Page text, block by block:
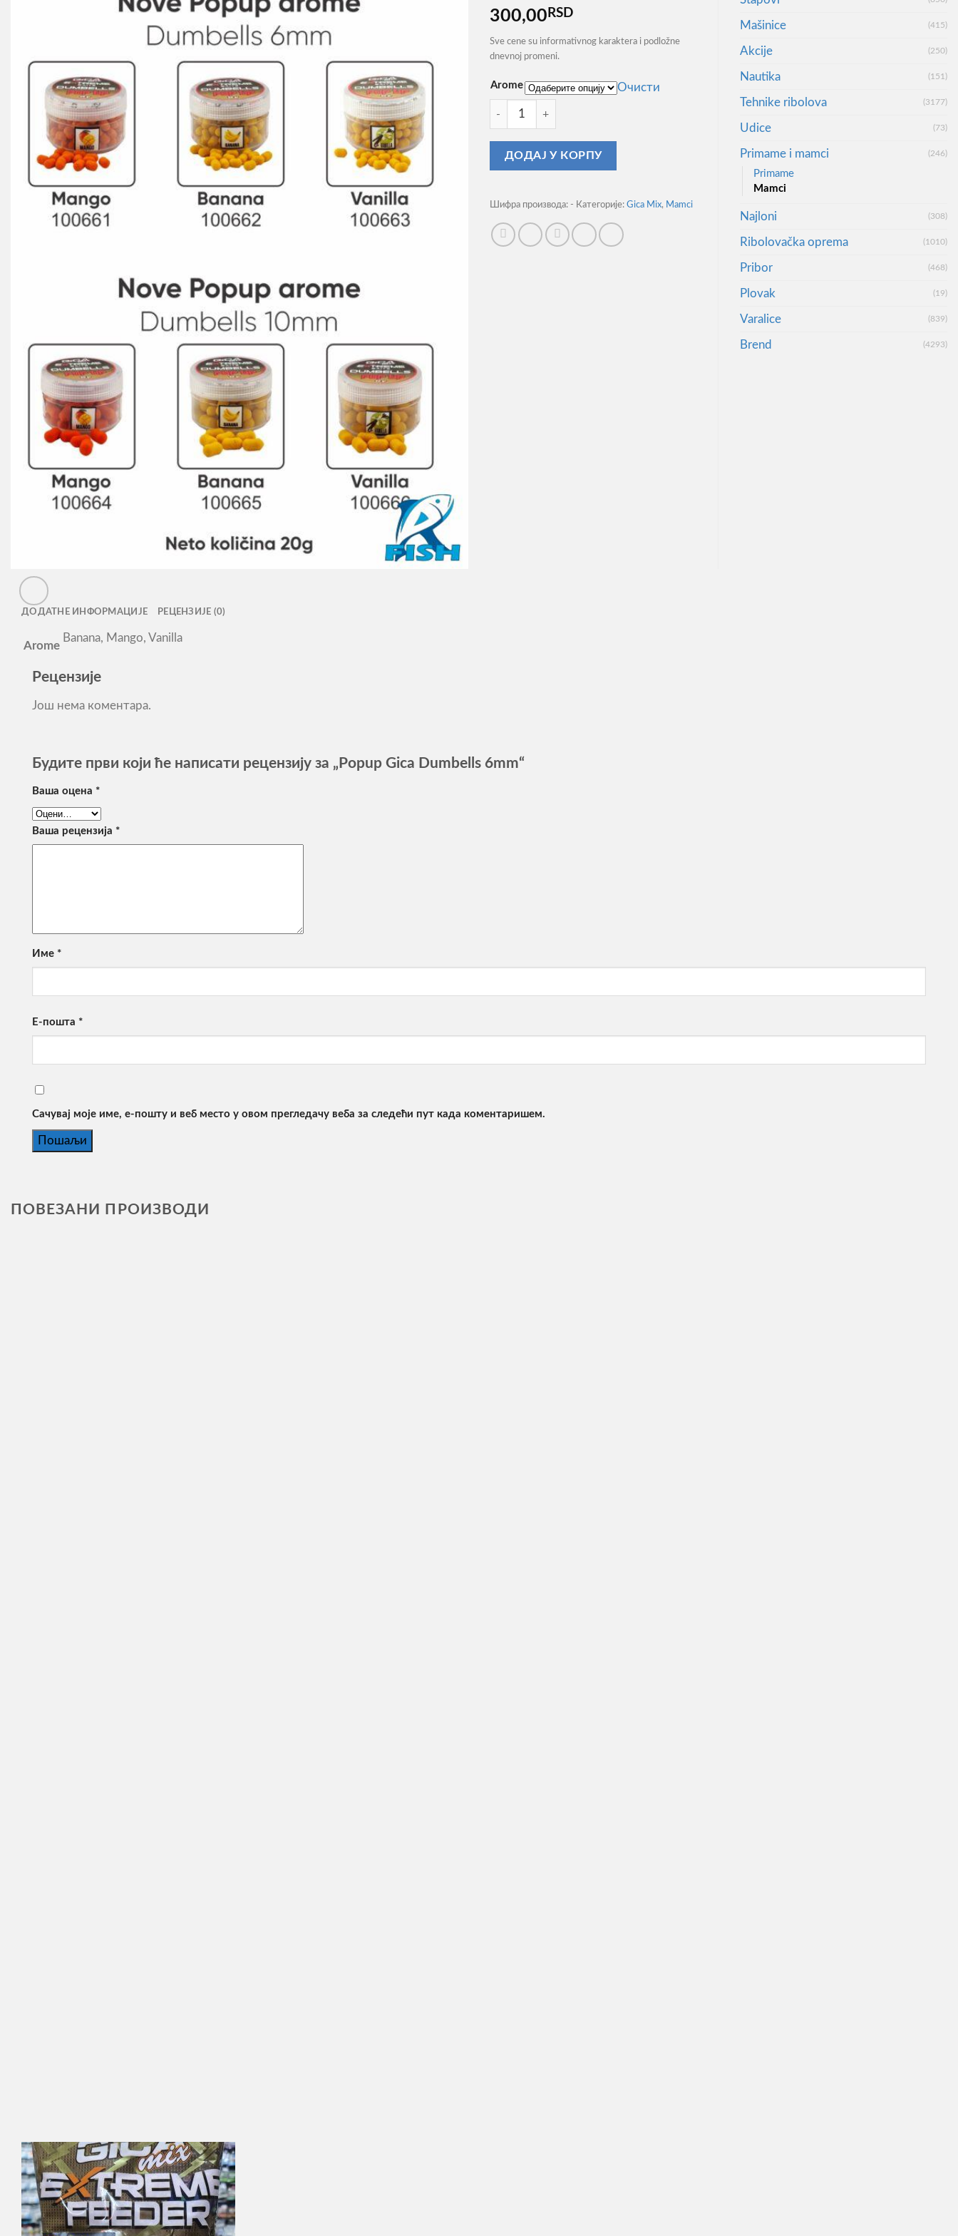
300,00 RSD
Sve cene su informativnog karaktera i podložne
dnevnoj promeni.
Arome Очисти
Popup Gica Dumbells 6mm количина
ДОДАЈ У КОРПУ
Шифра производа: - Категорије: Gica Mix, Mamci
Mašinice (415)
Akcije (250)
Nautika (151)
Tehnike ribolova (3177)
Udice (73)
Primame i mamci (246)
Primame
Mamci
Najloni (308)
Ribolovačka oprema (1010)
Pribor (468)
Plovak (19)
Varalice (839)
Brend (4293)
ДОДАТНЕ ИНФОРМАЦИЈЕ РЕЦЕНЗИЈЕ (0)
Arome
Banana, Mango, Vanilla
Рецензије
Још нема коментара.
Будите први који ће написати рецензију за „Popup Gica Dumbells 6mm“
Ваша оцена *
Ваша рецензија *
Име *
Е-пошта *
Сачувај моје име, е-пошту и веб место у овом прегледачу веба за следећи пут када коментаришем.
ПОВЕЗАНИ ПРОИЗВОДИ